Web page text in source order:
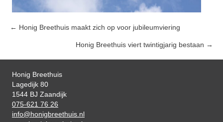
Posts
navigation
← Honig Breethuis maakt zich op voor jubileumviering
Honig Breethuis viert twintigjarig bestaan →
Honig Breethuis
Lagedijk 80
1544 BJ Zaandijk
075-621 76 26
info@honigbreethuis.nl